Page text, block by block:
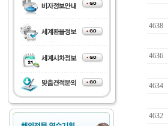
4638
4636
4634
4632